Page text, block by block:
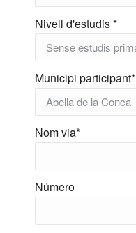
Nivell d'estudis *
Municipi participant*
Nom via*
Número